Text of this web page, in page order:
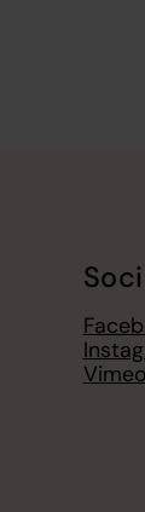
Vimeo